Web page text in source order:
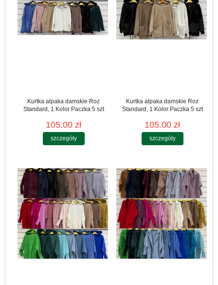
Kurtka alpaka damskie Roz
Standard, 1 Kolor Paczka 5 szt
105.00 zł
szczegóły
Kurtka alpaka damskie Roz
Standard, 1 Kolor Paczka 5 szt
105.00 zł
szczegóły